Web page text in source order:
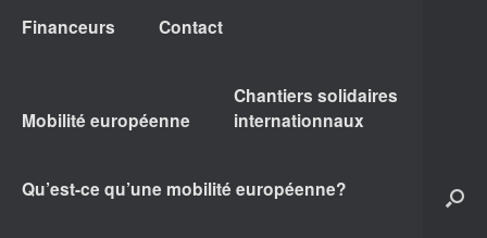
Financeurs Contact
Mobilité européenne
Chantiers solidaires
internationnaux
Qu’est-ce qu’une mobilité européenne?